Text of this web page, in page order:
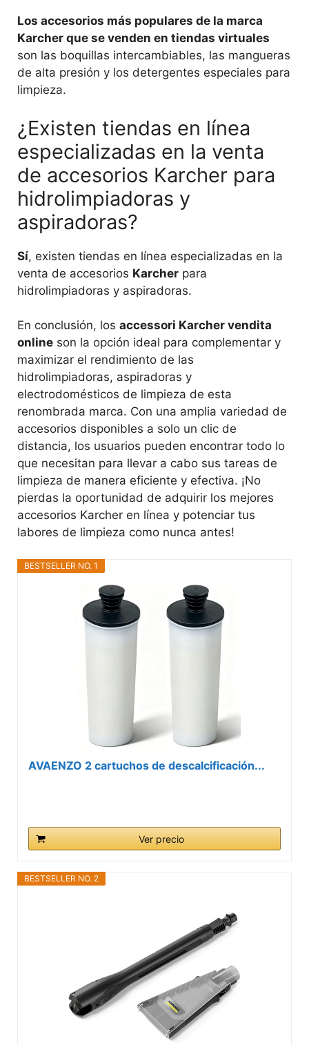
Los accesorios más populares de la marca
Karcher que se venden en tiendas virtuales
son las boquillas intercambiables, las mangueras
de alta presión y los detergentes especiales para
limpieza.
¿Existen tiendas en línea
especializadas en la venta
de accesorios Karcher para
hidrolimpiadoras y
aspiradoras?
Sí, existen tiendas en línea especializadas en la
venta de accesorios Karcher para
hidrolimpiadoras y aspiradoras.
En conclusión, los accessori Karcher vendita
online son la opción ideal para complementar y
maximizar el rendimiento de las
hidrolimpiadoras, aspiradoras y
electrodomésticos de limpieza de esta
renombrada marca. Con una amplia variedad de
accesorios disponibles a solo un clic de
distancia, los usuarios pueden encontrar todo lo
que necesitan para llevar a cabo sus tareas de
limpieza de manera eficiente y efectiva. ¡No
pierdas la oportunidad de adquirir los mejores
accesorios Karcher en línea y potenciar tus
labores de limpieza como nunca antes!
BESTSELLER NO. 1
AVAENZO 2 cartuchos de descalcificación...
Ver precio
BESTSELLER NO. 2